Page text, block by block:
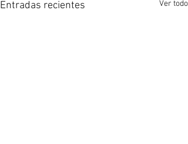
Entradas recientes Ver todo